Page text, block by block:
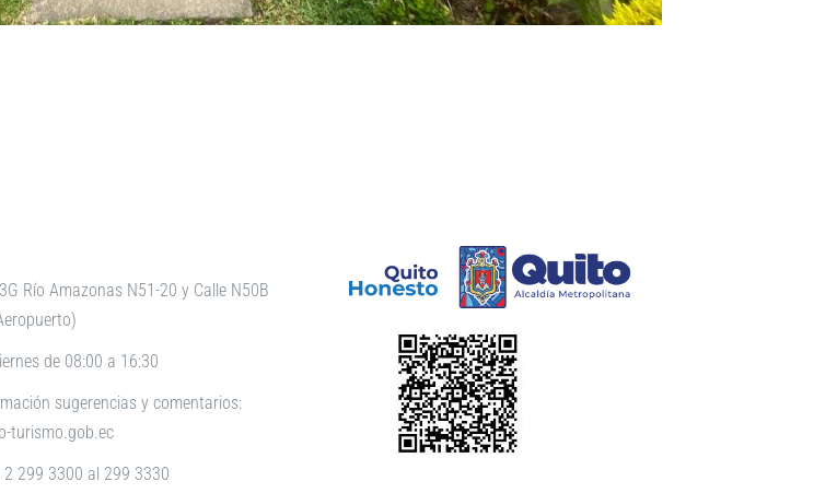
Río Amazonas N51-20 y Calle N50B
de 08:00 a 16:30
sugerencias y comentarios:
turismo.gob.ec
2 299 3300 al 299 3330